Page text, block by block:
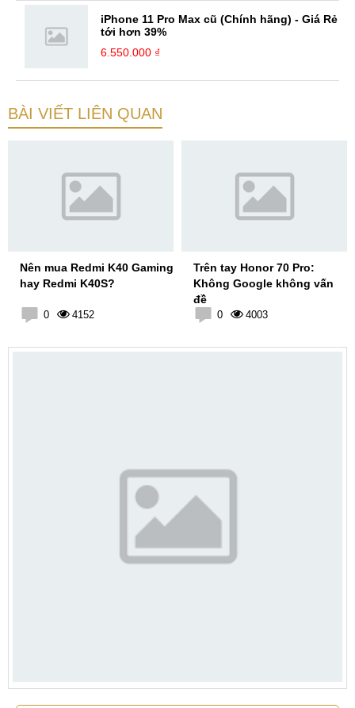
iPhone 11 Pro Max cũ (Chính hãng) - Giá Rẻ
tới hơn 39%
6.550.000 ₫
BÀI VIẾT LIÊN QUAN
Nên mua Redmi K40 Gaming
hay Redmi K40S?
0 4152
Trên tay Honor 70 Pro:
Không Google không vấn
đề
0 4003